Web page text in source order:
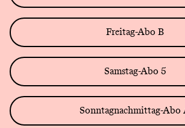
Freitag-Abo B
Samstag-Abo 5
Sonntagnachmittag-Abo